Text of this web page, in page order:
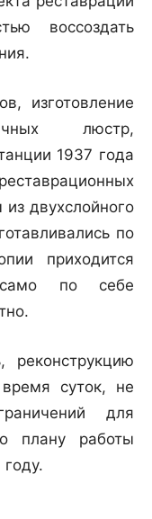
воссоздать
изготовление
люстр,
1937 года
двухслойного
по
приходится
по себе
суток, не
для
плану работы